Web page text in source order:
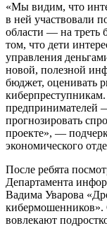
«Мы видим, что
в ней участвовали
области — на треть
том, что дети
управления
новой, полезной
бюджет, оценивать
предпринимателей
прогнозировать
проекте», —
экономического
После ребята
Департамента
Вадима Уварова
кибермошенников».
вовлекают